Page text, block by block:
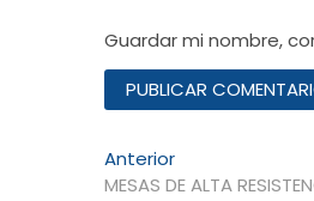
Guardar mi nombre,
Navegación
AnteriorEntrada
anterior:
MESAS DE ALTA